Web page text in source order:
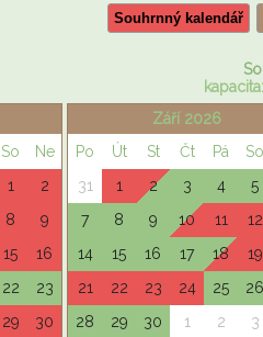
Souhrnný kalendář
So
Ne
1
2
8
9
15
16
22
23
29
30
Září 2026
Po
Út St Čt Pá
So
31
1 2 3 4
5
7
8 9 10 11
12
14
15 16 17 18
19
21
22 23 24 25
26
28
29 30 1 2
3